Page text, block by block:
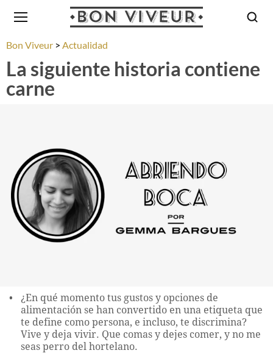
Bon Viveur Actualidad
La siguiente historia contiene
carne
¿En qué momento tus gustos y opciones de
alimentación se han convertido en una etiqueta que
te define como persona, e incluso, te discrimina?
Vive y deja vivir. Que comas y dejes comer, y no me
seas perro del hortelano.